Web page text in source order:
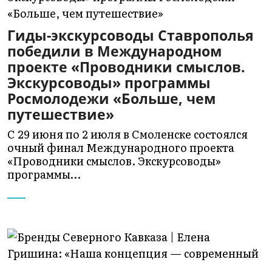
Гиды-экскурсоводы Ставрополья
победили в Международном
проекте «Проводники смыслов.
Экскурсоводы» программы
Росмолодежи «Больше, чем
путешествие»
С 29 июня по 2 июля в Смоленске состоялся
очный финал Международного проекта
«Проводники смыслов. Экскурсоводы»
программы…